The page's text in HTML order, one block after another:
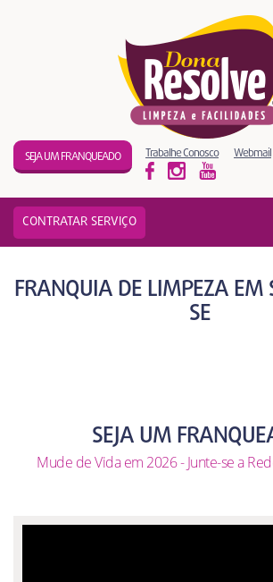
SEJA UM FRANQUEADO Trabalhe Conosco Webmail
CONTRATAR SERVIÇO
FRANQUIA DE LIMPEZA
SE
SEJA UM
Mude de Vida em 2026 - Junte-se a